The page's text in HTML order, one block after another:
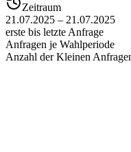
Zeitraum
21.07.2025 – 21.07.2025
erste bis letzte Anfrage
Anfragen je Wahlperiode
Anzahl der Kleinen